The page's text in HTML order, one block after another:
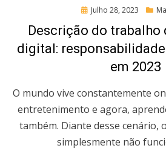
Posted
Julho 28, 2023
Descrição do trabalho
digital:
em 2023
O mundo vive constantemente
entretenimento e agora,
também. Diante desse cenário,
simplesmente não